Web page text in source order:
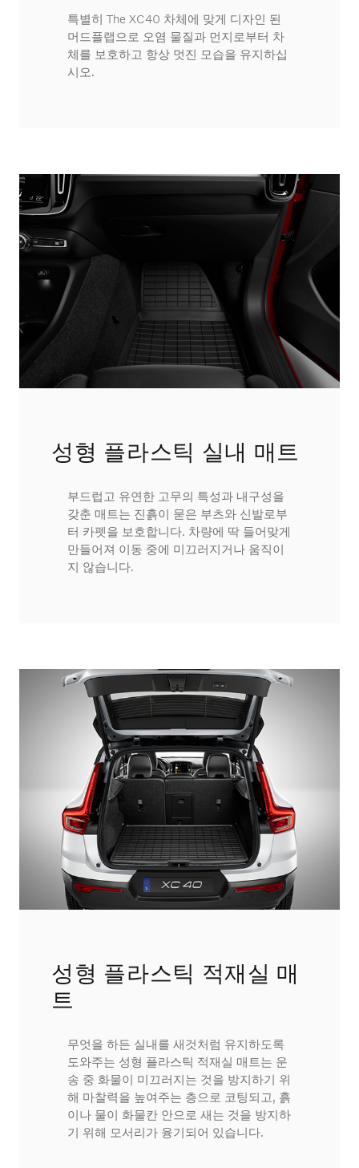
특별히 The XC40 차체에 맞게 디자인 된
머드플랩으로 오염 물질과 먼지로부터 차
체를 보호하고 항상 멋진 모습을 유지하십
시오.
성형 플라스틱 실내 매트
부드럽고 유연한 고무의 특성과 내구성을
갖춘 매트는 진흙이 묻은 부츠와 신발로부
터 카펫을 보호합니다. 차량에 딱 들어맞게
만들어져 이동 중에 미끄러지거나 움직이
지 않습니다.
성형 플라스틱 적재실 매
트
무엇을 하든 실내를 새것처럼 유지하도록
도와주는 성형 플라스틱 적재실 매트는 운
송 중 화물이 미끄러지는 것을 방지하기 위
해 마찰력을 높여주는 층으로 코팅되고, 흙
이나 물이 화물칸 안으로 새는 것을 방지하
기 위해 모서리가 융기되어 있습니다.